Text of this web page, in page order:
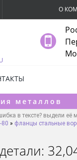
О
металлов
в тексте? выдели
80 » фланцы стальные